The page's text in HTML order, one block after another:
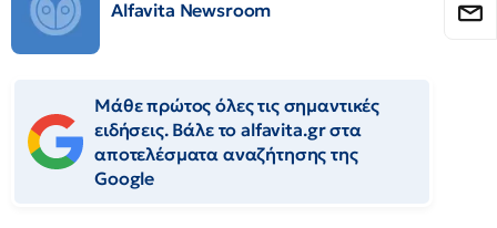
Alfavita Newsroom
Μάθε πρώτος όλες τις σημαντικές
ειδήσεις. Βάλε το alfavita.gr στα
αποτελέσματα αναζήτησης της
Google